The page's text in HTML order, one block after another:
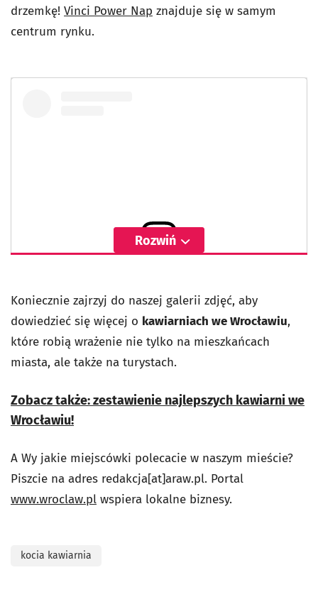
drzemkę! Vinci Power Nap znajduje się w samym
centrum rynku.
Rozwiń
Koniecznie zajrzyj do naszej galerii zdjęć, aby
dowiedzieć się więcej o kawiarniach we Wrocławiu,
które robią wrażenie nie tylko na mieszkańcach
miasta, ale także na turystach.
Zobacz także: zestawienie najlepszych kawiarni we
Wrocławiu!
A Wy jakie miejscówki polecacie w naszym mieście?
Piszcie na adres redakcja[at]araw.pl. Portal
www.wroclaw.pl wspiera lokalne biznesy.
kocia kawiarnia